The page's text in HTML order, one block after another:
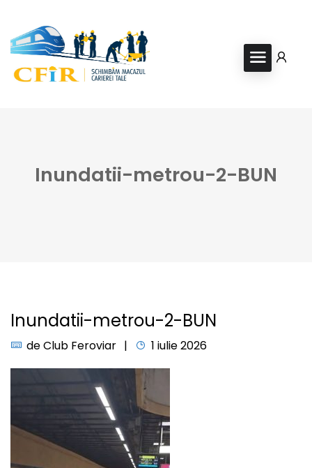
Inundatii-metrou-2-BUN
Inundatii-metrou-2-BUN
deClub Feroviar 1 iulie 2026